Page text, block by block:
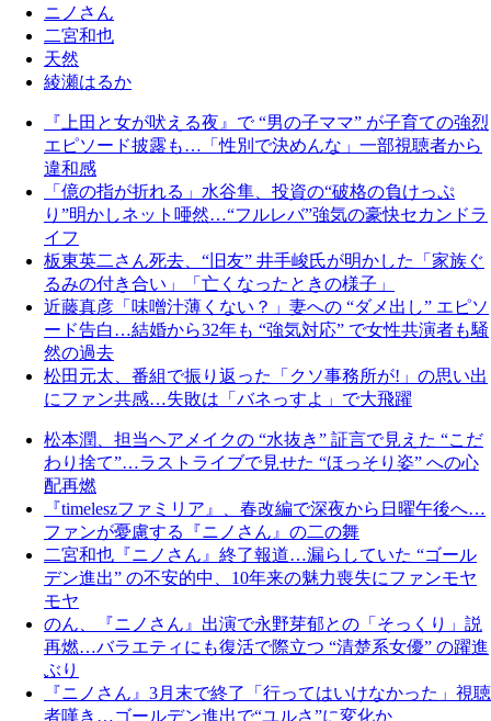
ニノさん
二宮和也
天然
綾瀬はるか
『上田と女が吠える夜』で “男の子ママ” が子育ての強烈
エピソード披露も…「性別で決めんな」一部視聴者から
違和感
「億の指が折れる」水谷隼、投資の“破格の負けっぷ
り”明かしネット唖然…“フルレバ”強気の豪快セカンドラ
イフ
板東英二さん死去、“旧友” 井手峻氏が明かした「家族ぐ
るみの付き合い」「亡くなったときの様子」
近藤真彦「味噌汁薄くない？」妻への “ダメ出し” エピソ
ード告白…結婚から32年も “強気対応” で女性共演者も騒
然の過去
松田元太、番組で振り返った「クソ事務所が!」の思い出
にファン共感…失敗は「バネっすよ」で大飛躍
松本潤、担当ヘアメイクの “水抜き” 証言で見えた “こだ
わり捨て”…ラストライブで見せた “ほっそり姿” への心
配再燃
『timeleszファミリア』、春改編で深夜から日曜午後へ…
ファンが憂慮する『ニノさん』の二の舞
二宮和也『ニノさん』終了報道…漏らしていた “ゴール
デン進出” の不安的中、10年来の魅力喪失にファンモヤ
モヤ
のん、『ニノさん』出演で永野芽郁との「そっくり」説
再燃…バラエティにも復活で際立つ “清楚系女優” の躍進
ぶり
『ニノさん』3月末で終了「行ってはいけなかった」視聴
者嘆き…ゴールデン進出で“ユルさ”に変化か